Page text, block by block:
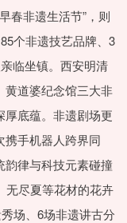
春非遗生活节”，则
个非遗技艺品牌、3
临坐镇。西安明清
黄道婆纪念馆三大非
底蕴。非遗剧场更
携手机器人跨界同
韵律与科技元素碰撞
无尽夏等花材的花卉
场、6场非遗讲古分